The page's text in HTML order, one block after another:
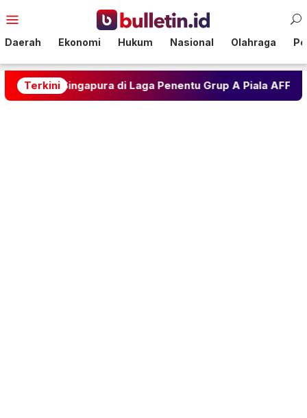
ke
Mobile
Daerah Ekonomi Hukum Nasional Olahraga
Terkini
Singapura di Laga Penentu Grup A Piala AFF 2026